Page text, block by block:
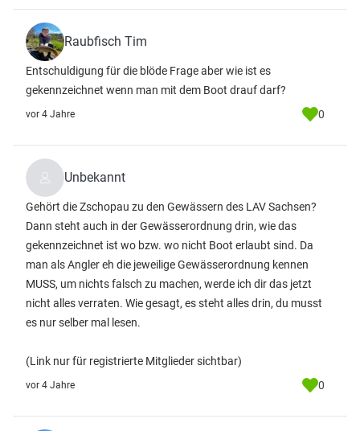
Raubfisch Tim
Entschuldigung für die blöde Frage aber wie ist es
gekennzeichnet wenn man mit dem Boot drauf darf?
vor 4 Jahre 0
Unbekannt
Gehört die Zschopau zu den Gewässern des LAV Sachsen?
Dann steht auch in der Gewässerordnung drin, wie das
gekennzeichnet ist wo bzw. wo nicht Boot erlaubt sind. Da
man als Angler eh die jeweilige Gewässerordnung kennen
MUSS, um nichts falsch zu machen, werde ich dir das jetzt
nicht alles verraten. Wie gesagt, es steht alles drin, du musst
es nur selber mal lesen.
(Link nur für registrierte Mitglieder sichtbar)
vor 4 Jahre 0